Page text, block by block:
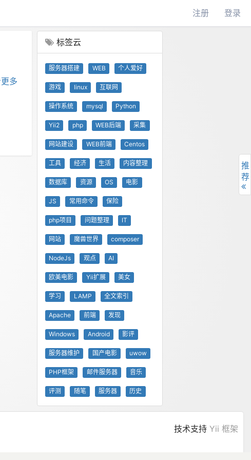
注册 登录
多
标签云
服务器搭建 WEB 个人爱好
游戏 linux 互联网
操作系统 mysql Python
Yii2 php WEB后端 采集
网站建设 WEB前端 Centos
工具 经济 生活 内容整理
数据库 资源 OS 电影
JS 常用命令 保险
php项目 问题整理 IT
网站 魔兽世界 composer
NodeJs 观点 AI
欧美电影 Yii扩展 美女
学习 LAMP 全文索引
Apache 前端 发现
Windows Android 影评
服务器维护 国产电影 uwow
PHP框架 邮件服务器 音乐
评测 随笔 服务器 历史
推
荐
技术支持 Yii 框架